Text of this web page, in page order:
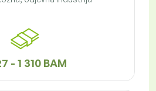
- 1 310 BAM